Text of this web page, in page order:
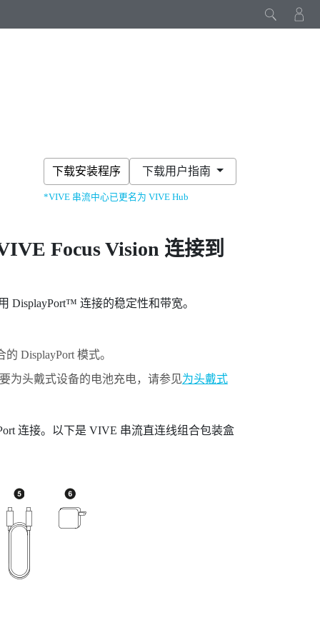
下载安装程序
*VIVE 串流中心已更名为 VIVE Hub
下载用户指南
Focus Vision 连接到
DisplayPort™ 连接的稳定性和带宽。
的 DisplayPort模式。
为头戴式设备的电池充电，请参见为头戴式
连接。以下是 VIVE 串流直连线组合包装盒